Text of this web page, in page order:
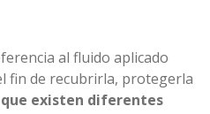
al fluido aplicado
fin de recubrirla, protegerla
que existen diferentes